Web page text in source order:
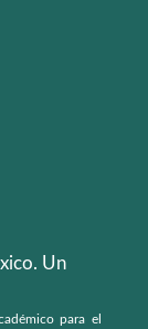
Un
para el